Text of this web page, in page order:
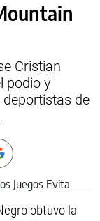
Cristian
podio y
de
obtuvo la